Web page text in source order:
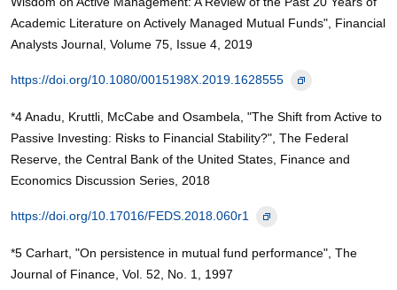
Academic Literature on Actively Managed Mutual Funds", Financial
Analysts Journal, Volume 75, Issue 4, 2019
https://doi.org/10.1080/0015198X.2019.1628555
*4 Anadu, Kruttli, McCabe and Osambela, "The Shift from Active to
Passive Investing: Risks to Financial Stability?", The Federal
Reserve, the Central Bank of the United States, Finance and
Economics Discussion Series, 2018
https://doi.org/10.17016/FEDS.2018.060r1
*5 Carhart, "On persistence in mutual fund performance", The
Journal of Finance, Vol. 52, No. 1, 1997